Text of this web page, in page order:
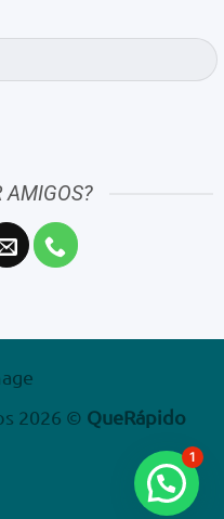
AMIGOS?
2026 © QueRápido
1